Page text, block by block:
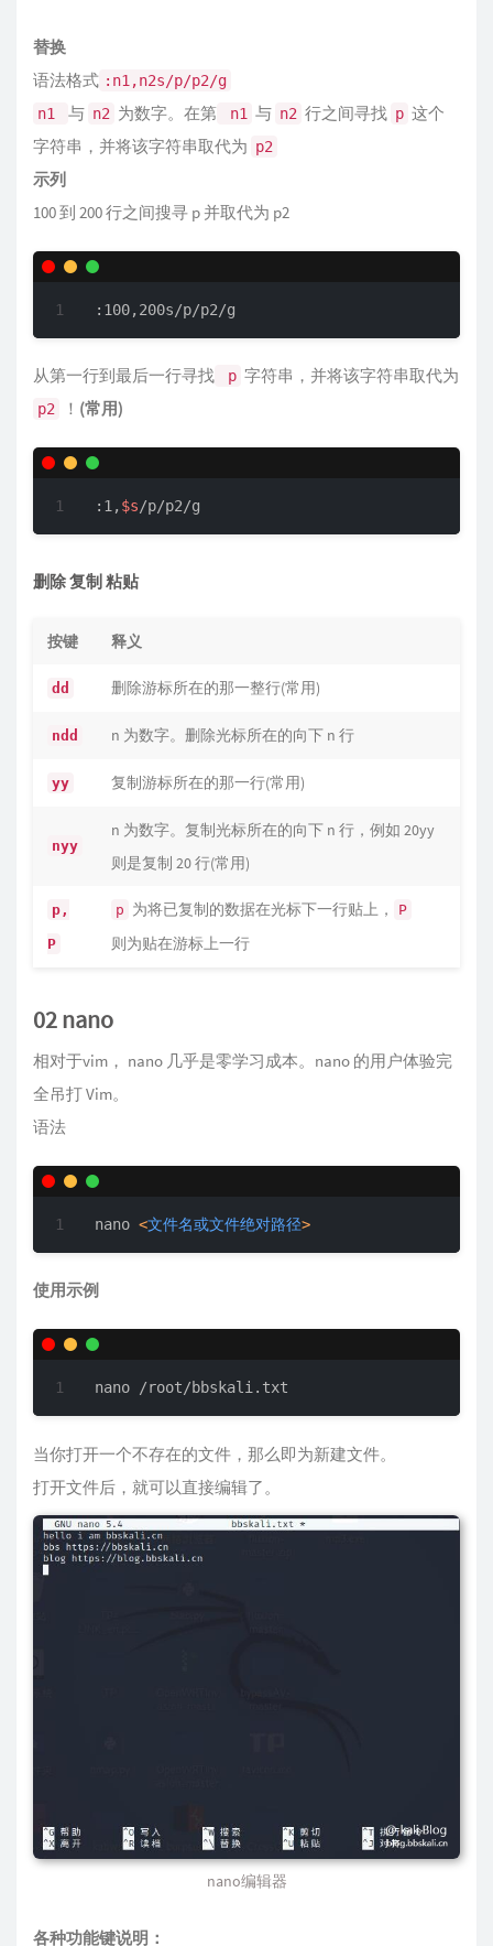
替换
语法格式 :n1,n2s/p/p2/g
n1
与 n2 为数字。在第 n1 与 n2 行之间寻找 p 这个
字符串，并将该字符串取代为 p2
示列
100 到 200 行之间搜寻 p 并取代为 p2
:100,200s/p/p2/g
从第一行到最后一行寻找 p 字符串，并将该字符串取代为
p2 ！ (常用)
:1, $s/p/p2/g
删除 复制 粘贴
按键 释义
dd 删除游标所在的那一整行(常用)
ndd n 为数字。删除光标所在的向下 n 行
yy 复制游标所在的那一行(常用)
nyy
n 为数字。复制光标所在的向下 n 行，例如 20yy
则是复制 20 行(常用)
p,
P
p 为将已复制的数据在光标下一行贴上， P
则为贴在游标上一行
02 nano
相对于vim， nano 几乎是零学习成本。nano 的用户体验完
全吊打 Vim。
语法
nano <文件名或文件绝对路径>
使用示例
nano /root/bbskali.txt
当你打开一个不存在的文件，那么即为新建文件。
打开文件后，就可以直接编辑了。
nano编辑器
各种功能键说明：